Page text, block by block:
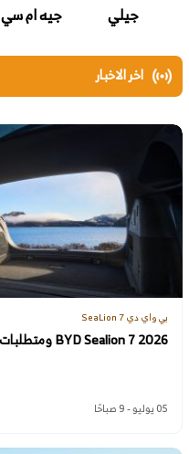
جيلي جيه ام سي
اخر الاخبار
بي واي دي SeaLion 7
BYD Sealion 7 2026 ومتطلبات الاستخدام اليومي
05 يوليو - 9 صباحًا